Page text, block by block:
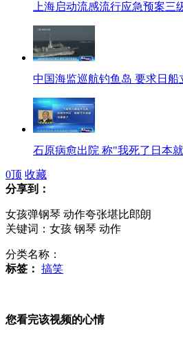
上海启动流感流行应急预案三
中国海监巡航钓鱼岛 要求日船
石原病愈出院 称"我死了日本
新右势力桥下彻推特粉丝过百
0顶 收藏
分享到：
女孩弹钢琴 动作夸张堪比郎朗
关键词：女孩 钢琴 动作
分类名称：
标签： 搞笑
您看完该视频的心情